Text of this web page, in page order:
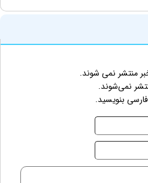
منتشر نمی شوند.
نمی‌شوند.
بنویسید.